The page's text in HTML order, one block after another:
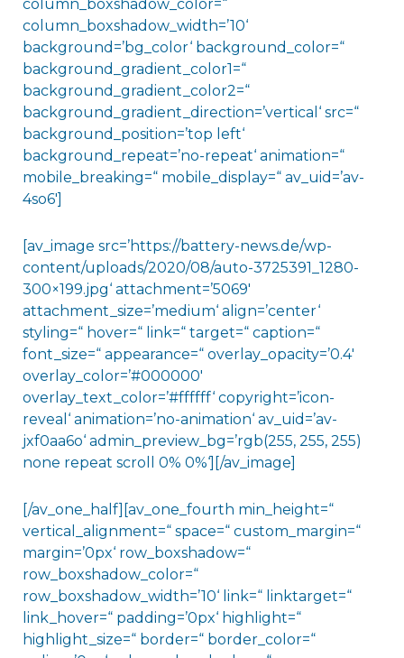
column_boxshadow_color=“
column_boxshadow_width=’10‘
background=’bg_color‘ background_color=“
background_gradient_color1=“
background_gradient_color2=“
background_gradient_direction=’vertical‘ src=“
background_position=’top left‘
background_repeat=’no-repeat‘ animation=“
mobile_breaking=“ mobile_display=“ av_uid=’av-
4so6′]
[av_image src=’https://battery-news.de/wp-
content/uploads/2020/08/auto-3725391_1280-
300×199.jpg‘ attachment=’5069′
attachment_size=’medium‘ align=’center‘
styling=“ hover=“ link=“ target=“ caption=“
font_size=“ appearance=“ overlay_opacity=’0.4′
overlay_color=’#000000′
overlay_text_color=’#ffffff‘ copyright=’icon-
reveal‘ animation=’no-animation‘ av_uid=’av-
jxf0aa6o‘ admin_preview_bg=’rgb(255, 255, 255)
none repeat scroll 0% 0%‘][/av_image]
[/av_one_half][av_one_fourth min_height=“
vertical_alignment=“ space=“ custom_margin=“
margin=’0px‘ row_boxshadow=“
row_boxshadow_color=“
row_boxshadow_width=’10‘ link=“ linktarget=“
link_hover=“ padding=’0px‘ highlight=“
highlight_size=“ border=“ border_color=“